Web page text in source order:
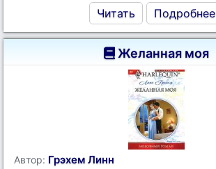
Читать Подробнее
Желанная моя
Автор: Грэхем Линн